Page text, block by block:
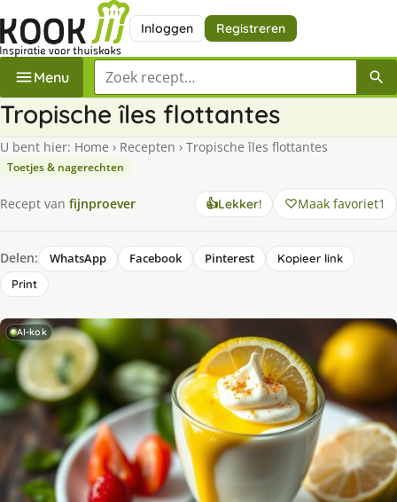
Inloggen Registreren
Menu Zoek een recept
Tropische îles flottantes
U bent hier: Home › Recepten › Tropische îles flottantes
Toetjes & nagerechten
Recept van fijnproever 👍Lekker! Maak favoriet1
Delen: WhatsApp Facebook Pinterest
Kopieer link
Print
AI-kok